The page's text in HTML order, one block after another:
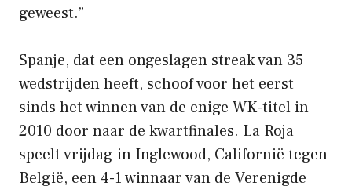
geweest.”
Spanje, dat een ongeslagen streak van 35
wedstrijden heeft, schoof voor het eerst
sinds het winnen van de enige WK-titel in
2010 door naar de kwartfinales. La Roja
speelt vrijdag in Inglewood, Californië tegen
België, een 4-1 winnaar van de Verenigde